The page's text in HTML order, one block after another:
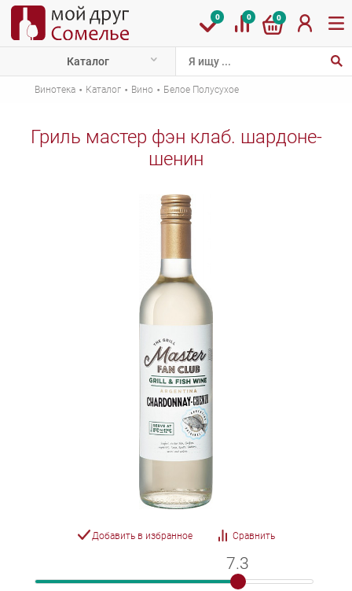
0 0 0
Каталог
Винотека · Каталог · Вино · Белое Полусухое
Гриль мастер фэн клаб. шардоне-
шенин
Добавить в избранное Сравнить
7.3
7.3